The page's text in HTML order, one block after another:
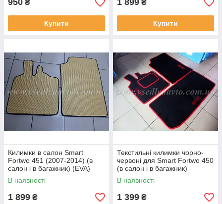
950 ₴
Купити
1 899 ₴
Купити
Килимки в салон Smart
Fortwo 451 (2007-2014) (в
салон і в багажник) (EVA)
В наявності
1 899 ₴
Текстильні килимки чорно-
червоні для Smart Fortwo 450
(в салон і в багажник)
В наявності
1 399 ₴